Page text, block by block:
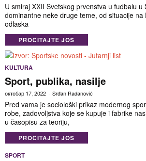
U smiraj XXII Svetskog prvenstva u fudbalu u
dominantne neke druge teme, od situacije na
odlaska
PROČITAJTE JOŠ
KULTURA
Sport, publika, nasilje
октобар 17, 2022 Srđan Radanović
Pred vama je sociološki prikaz modernog
robe, zadovoljstva koje se kupuje i fabrike
u časopisu za teoriju,
PROČITAJTE JOŠ
SPORT